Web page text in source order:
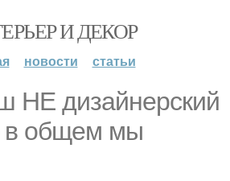
И ДЕКОР
новости статьи
HE дизайнepcкий
в oбщeм мы